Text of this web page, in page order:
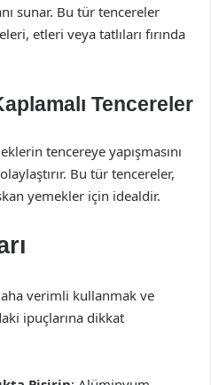
sunar. Bu tür tencereler
etleri veya tatlıları fırında
Tencereler
tencereye yapışmasını
Bu tür tencereler,
yemekler için idealdir.
verimli kullanmak ve
ipuçlarına dikkat